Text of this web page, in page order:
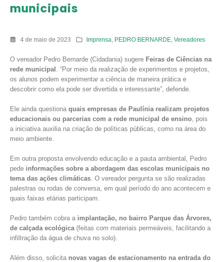
municipais
4 de maio de 2023 Imprensa PEDRO BERNARDE ,Vereadores
O vereador Pedro Bernarde (Cidadania) sugere Feiras de Ciências na
rede municipal . “Por meio da realização de experimentos e projetos,
os alunos podem experimentar a ciência de maneira prática e
descobrir como ela pode ser divertida e interessante”, defende.
Ele ainda questiona quais empresas de Paulínia realizam projetos
educacionais ou parcerias com a rede municipal de ensino , pois
a iniciativa auxilia na criação de políticas públicas, como na área do
meio ambiente.
Em outra proposta envolvendo educação e a pauta ambiental, Pedro
pede informações sobre a abordagem das escolas municipais no
tema das ações climáticas . O vereador pergunta se são realizadas
palestras ou rodas de conversa, em qual período do ano acontecem e
quais faixas etárias participam.
Pedro também cobra a implantação, no bairro Parque das Árvores,
de calçada ecológica (feitas com materiais permeáveis, facilitando a
infiltração da água de chuva no solo).
Além disso, solicita novas vagas de estacionamento na entrada do